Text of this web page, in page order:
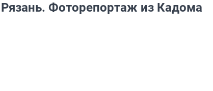
Рязань. Фоторепортаж из Кадома